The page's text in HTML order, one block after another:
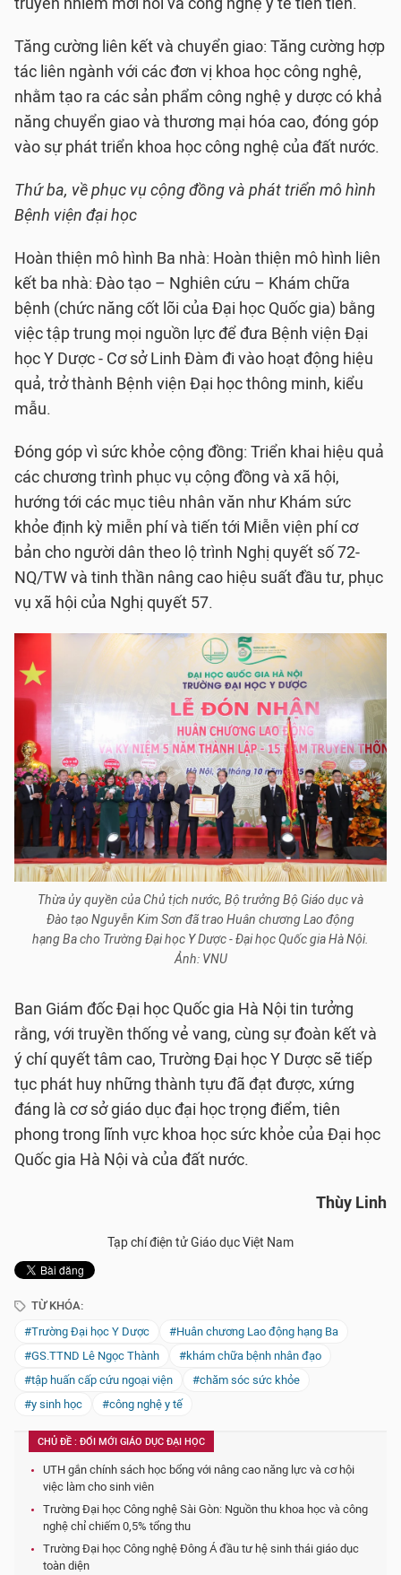
Tăng cường liên kết và chuyển giao: Tăng cường hợp
tác liên ngành với các đơn vị khoa học công nghệ,
nhằm tạo ra các sản phẩm công nghệ y dược có khả
năng chuyển giao và thương mại hóa cao, đóng góp
vào sự phát triển khoa học công nghệ của đất nước.
Thứ ba, về phục vụ cộng đồng và phát triển mô hình
Bệnh viện đại học
Hoàn thiện mô hình Ba nhà: Hoàn thiện mô hình liên
kết ba nhà: Đào tạo – Nghiên cứu – Khám chữa
bệnh (chức năng cốt lõi của Đại học Quốc gia) bằng
việc tập trung mọi nguồn lực để đưa Bệnh viện Đại
học Y Dược - Cơ sở Linh Đàm đi vào hoạt động hiệu
quả, trở thành Bệnh viện Đại học thông minh, kiểu
mẫu.
Đóng góp vì sức khỏe cộng đồng: Triển khai hiệu quả
các chương trình phục vụ cộng đồng và xã hội,
hướng tới các mục tiêu nhân văn như Khám sức
khỏe định kỳ miễn phí và tiến tới Miễn viện phí cơ
bản cho người dân theo lộ trình Nghị quyết số 72-
NQ/TW và tinh thần nâng cao hiệu suất đầu tư, phục
vụ xã hội của Nghị quyết 57.
Thừa ủy quyền của Chủ tịch nước, Bộ trưởng Bộ Giáo dục và
Đào tạo Nguyễn Kim Sơn đã trao Huân chương Lao động
hạng Ba cho Trường Đại học Y Dược - Đại học Quốc gia Hà Nội.
Ảnh: VNU
Ban Giám đốc Đại học Quốc gia Hà Nội tin tưởng
rằng, với truyền thống vẻ vang, cùng sự đoàn kết và
ý chí quyết tâm cao, Trường Đại học Y Dược sẽ tiếp
tục phát huy những thành tựu đã đạt được, xứng
đáng là cơ sở giáo dục đại học trọng điểm, tiên
phong trong lĩnh vực khoa học sức khỏe của Đại học
Quốc gia Hà Nội và của đất nước.
Thùy Linh
Tạp chí điện tử Giáo dục Việt Nam
TỪ KHÓA:
#Trường Đại học Y Dược
#Huân chương Lao động hạng Ba
#GS.TTND Lê Ngọc Thành
#khám chữa bệnh nhân đạo
#tập huấn cấp cứu ngoại viện
#chăm sóc sức khỏe
#y sinh học
#công nghệ y tế
CHỦ ĐỀ : ĐỔI MỚI GIÁO DỤC ĐẠI HỌC
UTH gắn chính sách học bổng với nâng cao năng lực và cơ hội
việc làm cho sinh viên
Trường Đại học Công nghệ Sài Gòn: Nguồn thu khoa học và công
nghệ chỉ chiếm 0,5% tổng thu
Trường Đại học Công nghệ Đông Á đầu tư hệ sinh thái giáo dục
toàn diện